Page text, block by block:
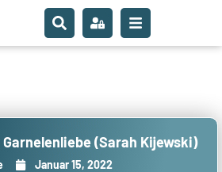
(Sarah Kijewski)
Januar 15, 2022